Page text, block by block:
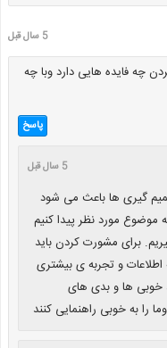
5 سال قبل
چه فایده هایی دارد وبا چه
پاسخ
5 سال قبل
گیری ها باعث می شود
مورد نظر پیدا کنیم
برای مشورت کردن باید
اطلاعات و تجربه ی بیشتری
خوبی ها و بدی های
را به خوبی راهنمایی کنند